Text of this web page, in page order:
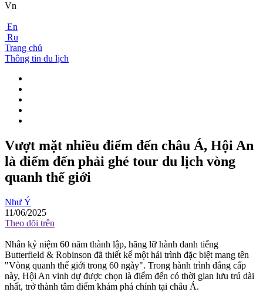
Vn
En
Ru
Trang chủ
Thông tin du lịch
Vượt mặt nhiều điểm đến châu Á, Hội An
là điểm đến phải ghé tour du lịch vòng
quanh thế giới
Như Ý
11/06/2025
Theo dõi trên
Nhân kỷ niệm 60 năm thành lập, hãng lữ hành danh tiếng
Butterfield & Robinson đã thiết kế một hải trình đặc biệt mang tên
"Vòng quanh thế giới trong 60 ngày". Trong hành trình đẳng cấp
này, Hội An vinh dự được chọn là điểm đến có thời gian lưu trú dài
nhất, trở thành tâm điểm khám phá chính tại châu Á.